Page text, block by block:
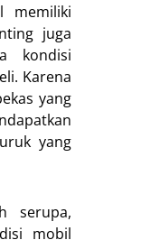
memiliki
juga
kondisi
Karena
yang
yang
serupa,
mobil